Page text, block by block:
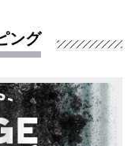
ング